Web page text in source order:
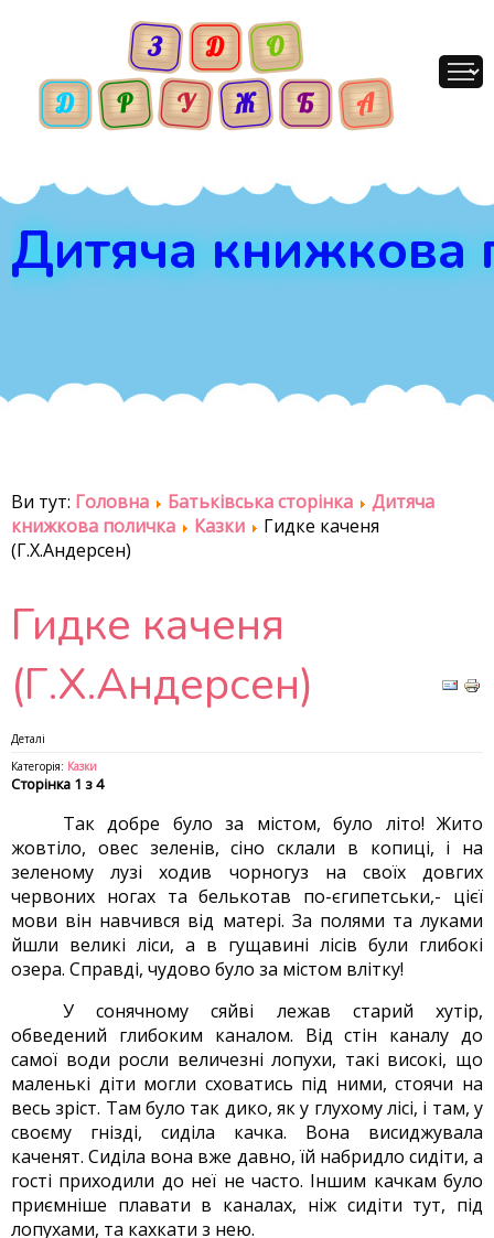
Дитяча книжкова
Ви тут: Головна Батьківська сторінка
Дитяча
книжкова поличка
Казки
Гидке каченя
(Г.Х.Андерсен)
Гидке каченя
(Г.Х.Андерсен)
Деталі
Категорія: Казки
Сторінка 1 з 4
Так добре було за містом, було літо! Жито
жовтіло, овес зеленів, сіно склали в копиці, і на
зеленому лузі ходив чорногуз на своїх довгих
червоних ногах та белькотав по-єгипетськи,- цієї
мови він навчився від матері. За полями та луками
йшли великі ліси, а в гущавині лісів були глибокі
озера. Справді, чудово було за містом влітку!
У сонячному сяйві лежав старий хутір,
обведений глибоким каналом. Від стін каналу до
самої води росли величезні лопухи, такі високі, що
маленькі діти могли сховатись під ними, стоячи на
весь зріст. Там було так дико, як у глухому лісі, і там, у
своєму гнізді, сиділа качка. Вона висиджувала
каченят. Сиділа вона вже давно, їй набридло сидіти, а
гості приходили до неї не часто. Іншим качкам було
приємніше плавати в каналах, ніж сидіти тут, під
лопухами, та кахкати з нею.